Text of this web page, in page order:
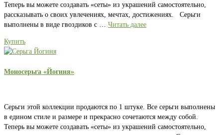
Теперь вы можете создавать «сеты» из украшений самостоятельно,
рассказывать о своих увлечениях, мечтах, достижениях. Серьги
выполнены в виде гвоздиков с … Читать далее
Купить
Моносерьга «Йогиня»
Серьги этой коллекции продаются по 1 штуке. Все серьги выполнены
в едином стиле и размере и прекрасно сочетаются между собой.
Теперь вы можете создавать «сеты» из украшений самостоятельно,